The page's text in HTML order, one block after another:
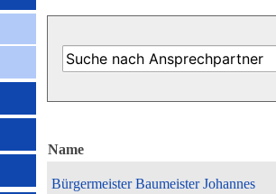
Name
Bürgermeister Baumeister Johannes